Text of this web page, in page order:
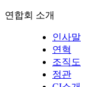
연합회 소개
인사말
연혁
조직도
정관